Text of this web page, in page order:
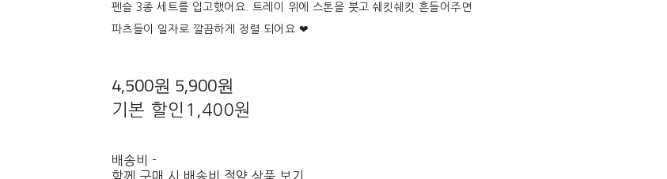
펜슬 3종 세트를 입고했어요. 트레이 위에 스톤을 붓고 쉐킷쉐킷 흔들어주면
파츠들이 일자로 깔끔하게 정렬 되어요 ❤
4,500원 5,900원
기본 할인 1,400원
배송비 -
함께 구매 시 배송비 절약 상품 보기